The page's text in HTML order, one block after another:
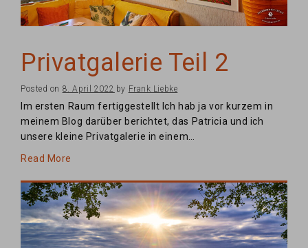
Privatgalerie Teil 2
Posted on 8. April 2022 by Frank Liebke
Im ersten Raum fertiggestellt Ich hab ja vor kurzem in
meinem Blog darüber berichtet, das Patricia und ich
unsere kleine Privatgalerie in einem…
Read More